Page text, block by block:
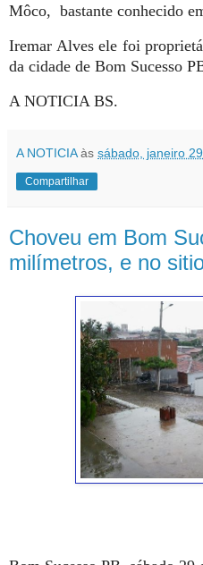
Môco, bastante conhecido
Iremar Alves ele foi
da cidade de Bom Sucesso
A NOTICIA BS.
A NOTICIA às sábado, janeiro
Compartilhar
Choveu em Bom
milímetros, e no